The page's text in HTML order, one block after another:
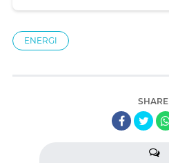
ENERGI
SHARE